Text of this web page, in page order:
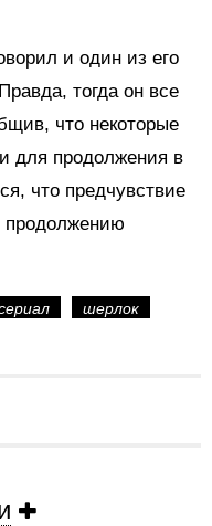
и один из его
тогда он все
что некоторые
для продолжения в
что предчувствие
продолжению
шерлок